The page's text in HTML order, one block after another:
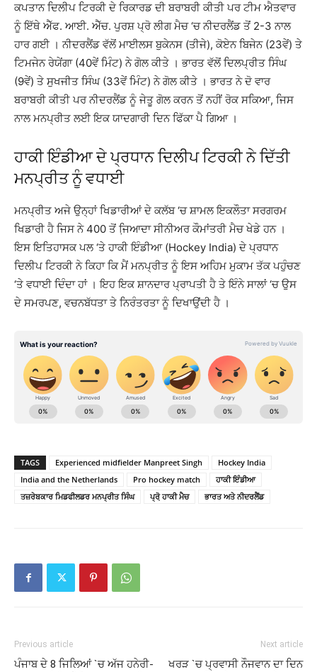
ਕਪਤਾਨ ਦਿਲੀਪ ਟਿਰਕੀ ਦੇ ਰਿਕਾਰਡ ਦੀ ਬਰਾਬਰੀ ਕੀਤੀ ਪਰ ਟੀਮ ਐਤਵਾਰ
ਨੂੰ ਇੱਥੇ ਐੱਫ. ਆਈ. ਐੱਚ. ਪੁਰਸ਼ ਪ੍ਰੋ ਲੀਗ ਮੈਚ ‘ਚ ਨੀਦਰਲੈਂਡ ਤੋਂ 2-3 ਨਾਲ
ਹਾਰ ਗਈ । ਨੀਦਰਲੈਂਡ ਵੱਲੋਂ ਮਾਈਲਸ ਬੁਕੇਨਸ (ਤੀਜੇ), ਕੋਏਨ ਬਿਜੇਨ (23ਵੇਂ) ਤੇ
ਟਿਮਜੇਨ ਰੇਯੇਂਗਾ (40ਵੇਂ ਮਿੰਟ) ਨੇ ਗੋਲ ਕੀਤੇ । ਭਾਰਤ ਵੱਲੋਂ ਦਿਲਪ੍ਰੀਤ ਸਿੰਘ
(9ਵੇਂ) ਤੇ ਸੁਖਜੀਤ ਸਿੰਘ (33ਵੇਂ ਮਿੰਟ) ਨੇ ਗੋਲ ਕੀਤੇ । ਭਾਰਤ ਨੇ ਦੋ ਵਾਰ
ਬਰਾਬਰੀ ਕੀਤੀ ਪਰ ਨੀਦਰਲੈਂਡ ਨੂੰ ਜੇਤੂ ਗੋਲ ਕਰਨ ਤੋਂ ਨਹੀਂ ਰੋਕ ਸਕਿਆ, ਜਿਸ
ਨਾਲ ਮਨਪ੍ਰੀਤ ਲਈ ਇਕ ਯਾਦਗਾਰੀ ਦਿਨ ਫਿੱਕਾ ਪੈ ਗਿਆ ।
ਹਾਕੀ ਇੰਡੀਆ ਦੇ ਪ੍ਰਧਾਨ ਦਿਲੀਪ ਟਿਰਕੀ ਨੇ ਦਿੱਤੀ
ਮਨਪ੍ਰੀਤ ਨੂੰ ਵਧਾਈ
ਮਨਪ੍ਰੀਤ ਅਜੇ ਉਨ੍ਹਾਂ ਖਿਡਾਰੀਆਂ ਦੇ ਕਲੱਬ ‘ਚ ਸ਼ਾਮਲ ਇਕਲੌਤਾ ਸਰਗਰਮ
ਖਿਡਾਰੀ ਹੈ ਜਿਸ ਨੇ 400 ਤੋਂ ਜਿ਼ਆਦਾ ਸੀਨੀਅਰ ਕੌਮਾਂਤਰੀ ਮੈਚ ਖੇਡੇ ਹਨ ।
ਇਸ ਇਤਿਹਾਸਕ ਪਲ ‘ਤੇ ਹਾਕੀ ਇੰਡੀਆ (Hockey India) ਦੇ ਪ੍ਰਧਾਨ
ਦਿਲੀਪ ਟਿਰਕੀ ਨੇ ਕਿਹਾ ਕਿ ਮੈਂ ਮਨਪ੍ਰੀਤ ਨੂੰ ਇਸ ਅਹਿਮ ਮੁਕਾਮ ਤੱਕ ਪਹੁੰਚਣ
‘ਤੇ ਵਧਾਈ ਦਿੰਦਾ ਹਾਂ । ਇਹ ਇਕ ਸ਼ਾਨਦਾਰ ਪ੍ਰਾਪਤੀ ਹੈ ਤੇ ਇੰਨੇ ਸਾਲਾਂ ‘ਚ ਉਸ
ਦੇ ਸਮਰਪਣ, ਵਚਨਬੱਧਤਾ ਤੇ ਨਿਰੰਤਰਤਾ ਨੂੰ ਦਿਖਾਉਂਦੀ ਹੈ ।
TAGS Experienced midfielder Manpreet Singh
Hockey India
India and the Netherlands
Pro hockey match
ਹਾਕੀ ਇੰਡੀਆ
ਤਜ਼ਰੇਬਕਾਰ ਮਿਡਫੀਲਡਰ ਮਨਪ੍ਰੀਤ ਸਿੰਘ
ਪ੍ਰੋ਼ ਹਾਕੀ ਮੈਚ ਭਾਰਤ ਅਤੇ ਨੀਦਰਲੈਂਡ
Previous article
ਪੰਜਾਬ ਦੇ 8 ਜਿਲਿਆਂ `ਚ ਅੱਜ ਹਨੇਰੀ-
Next article
ਖਰੜ `ਚ ਪ੍ਰਵਾਸੀ ਨੌਜਵਾਨ ਦਾ ਦਿਨ